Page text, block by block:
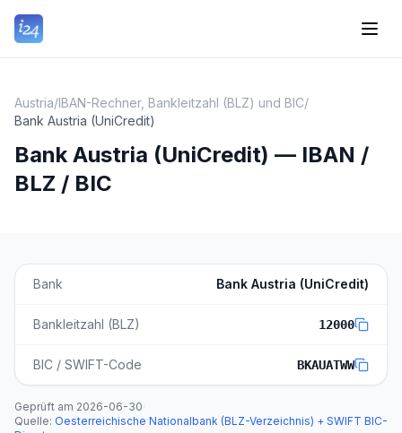
Austria/IBAN-Rechner, Bankleitzahl (BLZ) und BIC/
Bank Austria (UniCredit)
Bank Austria (UniCredit) — IBAN /
BLZ / BIC
Bank Bank Austria (UniCredit)
Bankleitzahl (BLZ) 12000
BIC / SWIFT-Code BKAUATWW
Geprüft am 2026-06-30·
Quelle: Oesterreichische Nationalbank (BLZ-Verzeichnis) + SWIFT BIC-